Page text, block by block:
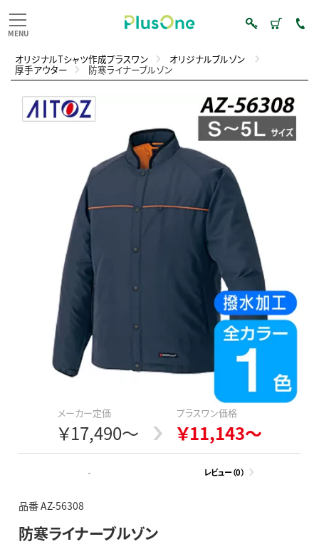
オリジナルTシャツ作成プラスワン オリジナルブルゾン
厚手アウター 防寒ライナーブルゾン
メーカー定価
￥17,490～
プラスワン価格
￥11,143～
- レビュー（0）
品番 AZ-56308
防寒ライナーブルゾン